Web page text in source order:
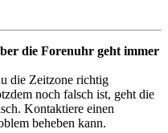
die Forenuhr geht immer
die Zeitzone richtig
noch falsch ist, geht die
Kontaktiere einen
beheben kann.